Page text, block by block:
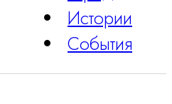
Истории
События